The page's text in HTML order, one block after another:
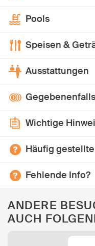
Pools
Speisen &
Ausstattungen
Wichtige
Häufig
Fehlende Info?
ANDERE
AUCH